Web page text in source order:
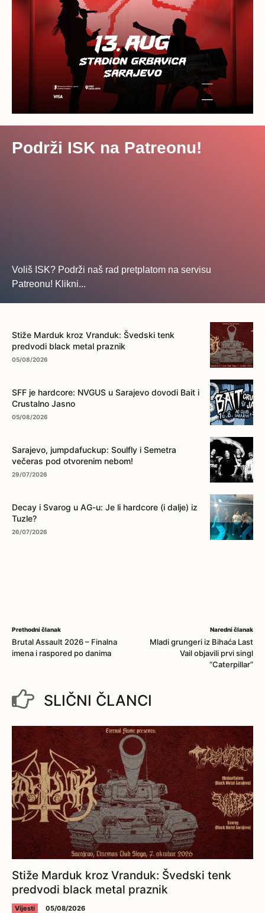
Podrži ISK na Patreonu!
Voliš ISK? Podrži naš rad pretplatom na servisu
Patreonu! Klikni...
Stiže Marduk kroz Vranduk: Švedski tenk
predvodi black metal praznik
05/08/2026
SFF je hardcore: NVGUS u Sarajevo dovodi Bait i
Crustalno Jasno
05/08/2026
Sarajevo, jumpdafuckup: Soulfly i Semetra
večeras pod otvorenim nebom!
29/07/2026
Decay i Svarog u AG-u: Je li hardcore (i dalje) iz
Tuzle?
26/07/2026
Prethodni članak
Brutal Assault 2026 – Finalna
imena i raspored po danima
Naredni članak
Mladi grungeri iz Bihaća Last
Vail objavili prvi singl
“Caterpillar”
SLIČNI ČLANCI
Stiže Marduk kroz Vranduk: Švedski tenk
predvodi black metal praznik
Vijesti 05/08/2026